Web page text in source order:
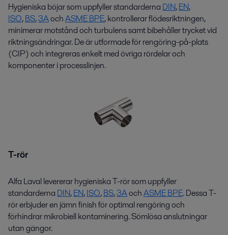
Hygieniska böjar som uppfyller standarderna DIN,EN,
ISO,BS,3AochASME BPE, kontrollerar flödesriktningen,
minimerar motstånd och turbulens samtbibehållertrycket vid
riktningsändringar. De är utformade för rengöring-på-plats
(CIP)och integreras enkelt med övriga rördelar och
komponenter i processlinjen.
T-rör
Alfa Laval levererar hygieniskaT-rörsom uppfyller
standarderna DIN,EN,ISO,BS,3AochASME BPE. DessaT-
rörerbjuder en jämn finish föroptimalrengöring och
förhindrar mikrobiell kontaminering. Sömlösa anslutningar
utangängor.